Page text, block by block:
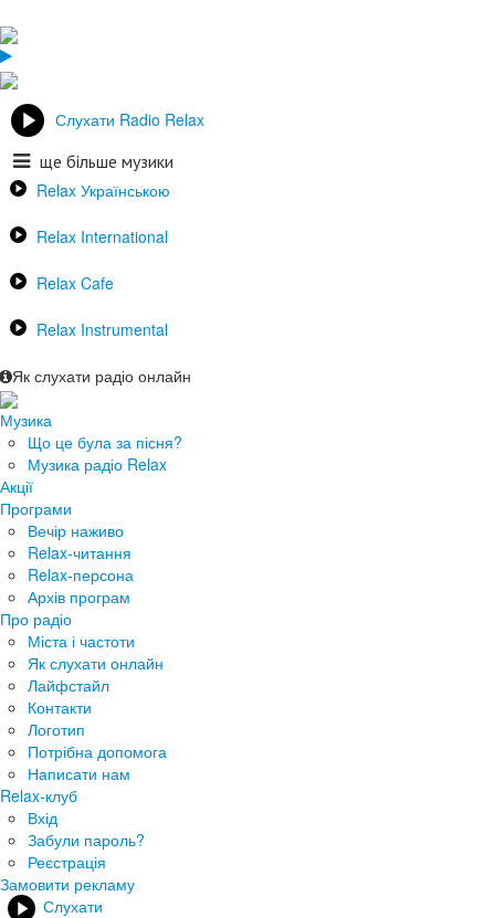
Слухати Radio Relax
ще більше музики
Relax Українською
Relax International
Relax Cafe
Relax Instrumental
Як слухати радіо онлайн
Музика
Що це була за пісня?
Музика радіо Relax
Акції
Програми
Вечір наживо
Relax-читання
Relax-персона
Архів програм
Про радіо
Міста і частоти
Як слухати онлайн
Лайфстайл
Контакти
Логотип
Потрібна допомога
Написати нам
Relax-клуб
Вхід
Забули пароль?
Реєстрація
Замовити рекламу
Слухати